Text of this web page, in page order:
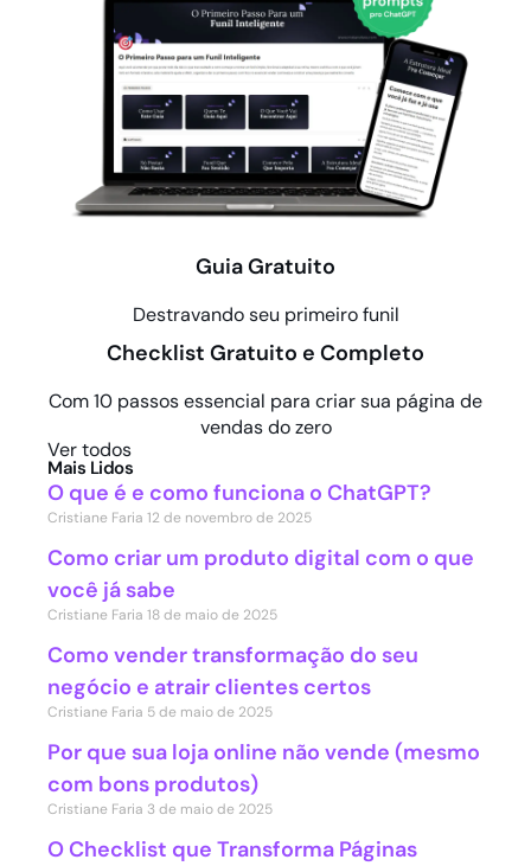
Guia Gratuito
Destravando seu primeiro funil
Checklist Gratuito e Completo
Com 10 passos essencial para criar sua página de
vendas do zero
Ver todos
Mais Lidos
O que é e como funciona o ChatGPT?
Cristiane Faria 12 de novembro de 2025
Como criar um produto digital com o que
você já sabe
Cristiane Faria 18 de maio de 2025
Como vender transformação do seu
negócio e atrair clientes certos
Cristiane Faria 5 de maio de 2025
Por que sua loja online não vende (mesmo
com bons produtos)
Cristiane Faria 3 de maio de 2025
O Checklist que Transforma Páginas